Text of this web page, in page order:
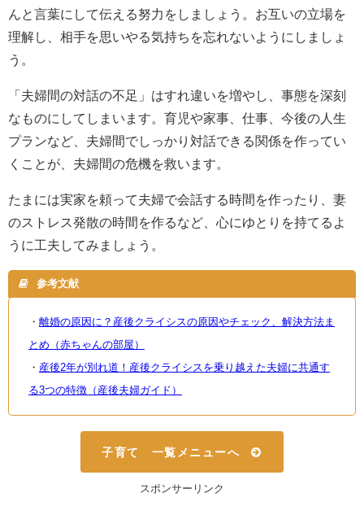
んと言葉にして伝える努力をしましょう。お互いの立場を
理解し、相手を思いやる気持ちを忘れないようにしましょ
う。
「夫婦間の対話の不足」はすれ違いを増やし、事態を深刻
なものにしてしまいます。育児や家事、仕事、今後の人生
プランなど、夫婦間でしっかり対話できる関係を作ってい
くことが、夫婦間の危機を救います。
たまには実家を頼って夫婦で会話する時間を作ったり、妻
のストレス発散の時間を作るなど、心にゆとりを持てるよ
うに工夫してみましょう。
参考文献
・ 離婚の原因に？産後クライシスの原因やチェック、解決方法ま
とめ（赤ちゃんの部屋）
・ 産後2年が別れ道！産後クライシスを乗り越えた夫婦に共通す
る3つの特徴（産後夫婦ガイド）
子育て 一覧メニューへ
スポンサーリンク